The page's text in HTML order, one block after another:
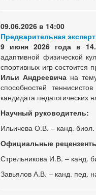
09.06.2026 в 14:00
Предварительная
9 июня 2026 года в
адаптивной физической
спортивных игр состоится
Ильи Андреевича на
способностей
кандидата педагогических
Научный руководитель:
Ильичева О.В. – канд. биол.
Официальные
Стрельникова И.В. – канд.
Завьялов А.В. – канд. пед.